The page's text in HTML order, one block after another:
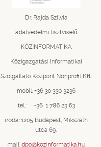
Dr. Rajda Szilvia
adatvédelmi tisztviselő
KÖZINFORMATIKA
Közigazgatási Informatikai
Szolgáltató Központ Nonprofit Kft.
mobil: +36 30 330 3236
tel.: +36 1 786 23 63
iroda: 1205 Budapest, Mikszáth
utca 69.
mail: dpo@kozinformatika.hu